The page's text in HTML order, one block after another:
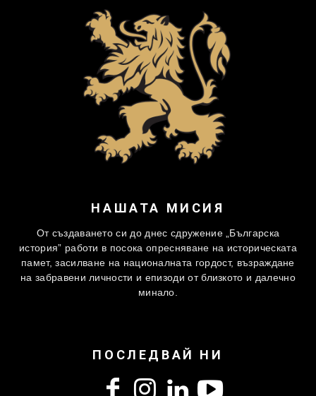
НАШАТА МИСИЯ
От създаването си до днес сдружение „Българска
история” работи в посока опресняване на историческата
памет, засилване на националната гордост, възраждане
на забравени личности и епизоди от близкото и далечно
минало.
ПОСЛЕДВАЙ НИ